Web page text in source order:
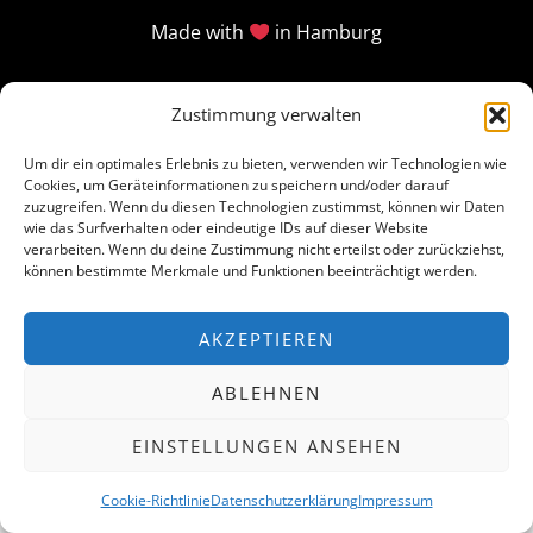
Zustimmung verwalten
Um dir ein optimales Erlebnis zu bieten, verwenden wir Technologien wie
Cookies, um Geräteinformationen zu speichern und/oder darauf
zuzugreifen. Wenn du diesen Technologien zustimmst, können wir Daten
wie das Surfverhalten oder eindeutige IDs auf dieser Website
verarbeiten. Wenn du deine Zustimmung nicht erteilst oder zurückziehst,
können bestimmte Merkmale und Funktionen beeinträchtigt werden.
AKZEPTIEREN
ABLEHNEN
EINSTELLUNGEN ANSEHEN
Cookie-RichtlinieDatenschutzerklärungImpressum
Made with in Hamburg